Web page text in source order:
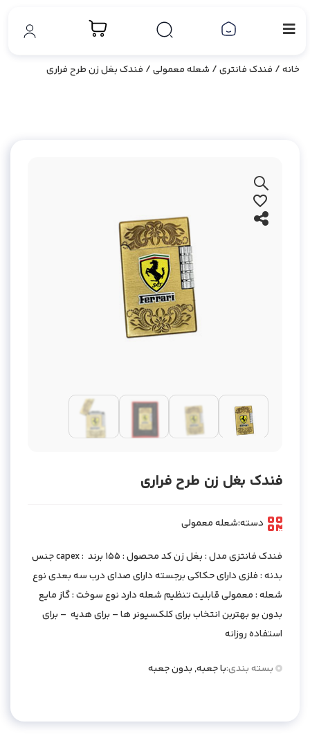
خانه/ فندک فانتری/ شعله معمولی/ فندک بغل زن طرح فراری
اشتراک گذاری محصول
فندک بغل زن طرح فراری
دسته:شعله معمولی
فندک فانتزی مدل : بغل زن کد محصول : 155 برند : capex جنس
بدنه : فلزی دارای حکاکی برجسته دارای صدای درب سه بعدی نوع
شعله : معمولی قابلیت تنظیم شعله دارد نوع سوخت : گاز مایع
بدون بو بهتربن انتخاب برای کلکسیونر ها – برای هدیه – برای
استفاده روزانه
بسته بندی:با جعبه, بدون جعبه